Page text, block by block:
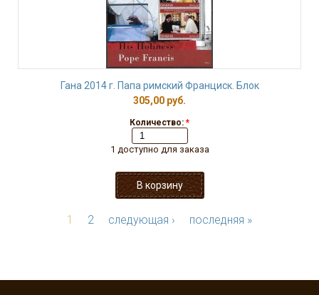
Гана 2014 г. Папа римский Франциск. Блок
305,00 руб.
Количество: *
1 доступно для заказа
1 2 следующая › последняя »